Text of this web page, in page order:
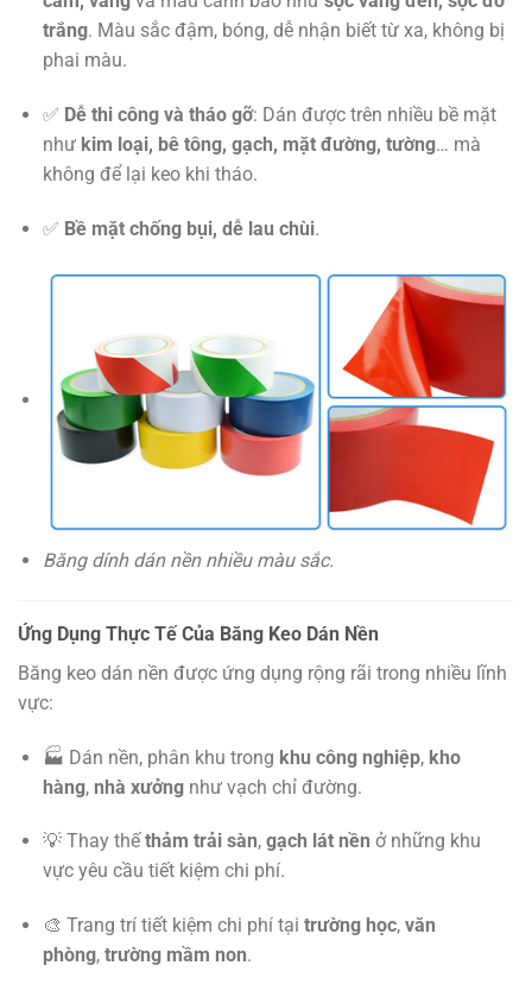
trắng. Màu sắc đậm, bóng, dễ nhận biết từ xa, không bị
phai màu.
✅ Dễ thi công và tháo gỡ: Dán được trên nhiều bề mặt
như kim loại, bê tông, gạch, mặt đường, tường… mà
không để lại keo khi tháo.
✅ Bề mặt chống bụi, dễ lau chùi.
Băng dính dán nền nhiều màu sắc.
Ứng Dụng Thực Tế Của Băng Keo Dán Nền
Băng keo dán nền được ứng dụng rộng rãi trong nhiều lĩnh
vực:
🏭 Dán nền, phân khu trong khu công nghiệp, kho
hàng, nhà xưởngnhư vạch chỉ đường.
💡 Thay thếthảm trải sàn, gạch lát nền ở những khu
vực yêu cầu tiết kiệm chi phí.
🎨 Trang trí tiết kiệm chi phí tại trường học, văn
phòng, trường mầm non.